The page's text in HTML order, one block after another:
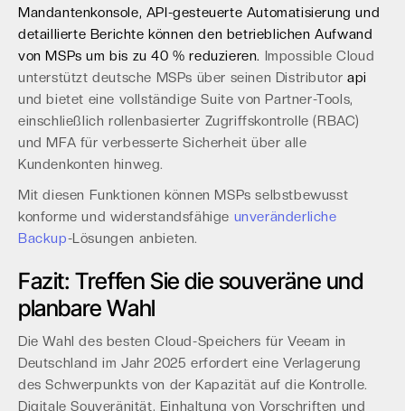
Mandantenkonsole, API-gesteuerte Automatisierung und
detaillierte Berichte können den betrieblichen Aufwand
von MSPs um bis zu 40 % reduzieren. Impossible Cloud
unterstützt deutsche MSPs über seinen Distributorapi
und bietet eine vollständige Suite von Partner-Tools,
einschließlich rollenbasierter Zugriffskontrolle (RBAC)
und MFA für verbesserte Sicherheit über alle
Kundenkonten hinweg.
Mit diesen Funktionen können MSPs selbstbewusst
konforme und widerstandsfähige unveränderliche
Backup-Lösungen anbieten.
Fazit: Treffen Sie die souveräne und
planbare Wahl
Die Wahl des besten Cloud-Speichers für Veeam in
Deutschland im Jahr 2025 erfordert eine Verlagerung
des Schwerpunkts von der Kapazität auf die Kontrolle.
Digitale Souveränität, Einhaltung von Vorschriften und